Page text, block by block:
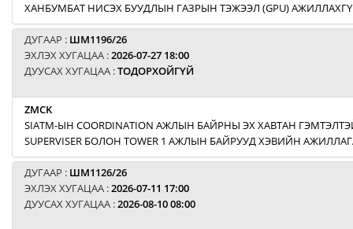
ХАНБУМБАТ НИСЭХ БУУДЛЫН ГАЗРЫН ТЭЖЭЭЛ (GPU)
ДУГААР : ШМ1196/26
ЭХЛЭХ ХУГАЦАА :2026-07-27 18:00
ДУУСАХ ХУГАЦАА :ТОДОРХОЙГҮЙ
ZMCK
SIATM-ЫН COORDINATION АЖЛЫН БАЙРНЫ ЭХ ХАВТАН
SUPERVISER БОЛОН TOWER 1 АЖЛЫН БАЙРУУД ХЭВИЙН
ДУГААР : ШМ1126/26
ЭХЛЭХ ХУГАЦАА :2026-07-11 17:00
ДУУСАХ ХУГАЦАА :2026-08-10 08:00